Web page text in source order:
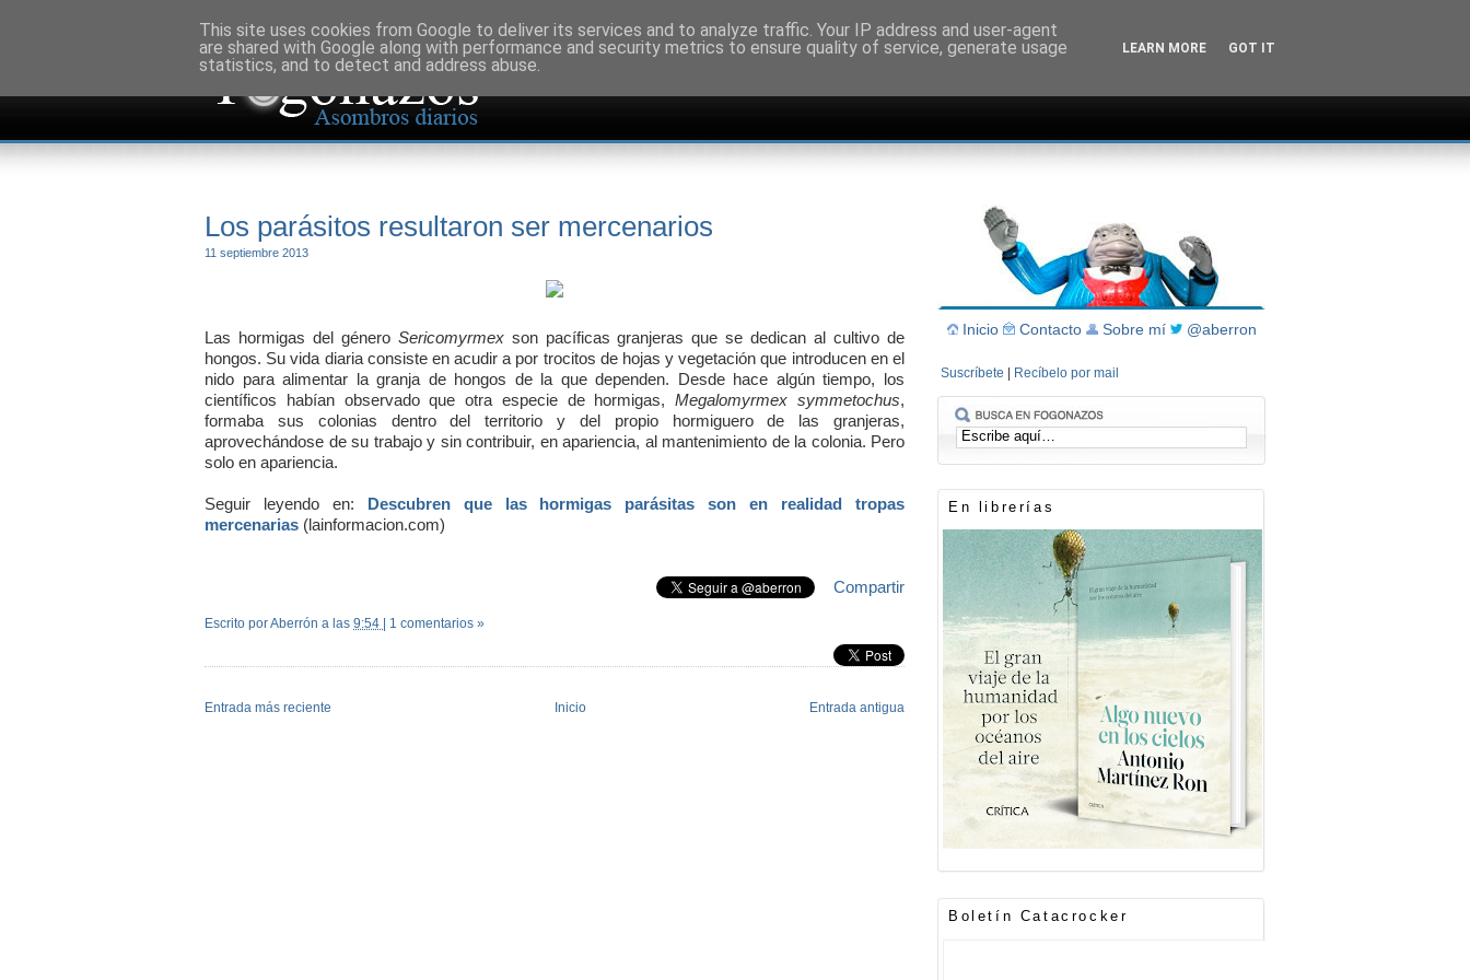
Los parásitos resultaron ser mercenarios
11 septiembre 2013
Las hormigas del género Sericomyrmex son pacíficas granjeras que se dedican al cultivo de
hongos. Su vida diaria consiste en acudir a por trocitos de hojas y vegetación que introducen en el
nido para alimentar la granja de hongos de la que dependen. Desde hace algún tiempo, los
científicos habían observado que otra especie de hormigas,Megalomyrmex symmetochus,
formaba sus colonias dentro del territorio y del propio hormiguero de las granjeras,
aprovechándose de su trabajo y sin contribuir, en apariencia, al mantenimiento de la colonia. Pero
solo en apariencia.
Seguir leyendo en: Descubren que las hormigas parásitas son en realidad tropas
mercenarias (lainformacion.com)
Compartir
Escrito por Aberrón a las 9:54 | 1 comentarios »
Entrada más reciente Entrada antigua
Inicio
Inicio Contacto Sobre mí @aberron
Suscríbete Recíbelo por mail
En librerías
Boletín Catacrocker
This site uses cookies from Google to deliver its services and to analyze traffic. Your IP address and user-agent
are shared with Google along with performance and security metrics to ensure quality of service, generate usage
statistics, and to detect and address abuse.
LEARN MORE GOT IT